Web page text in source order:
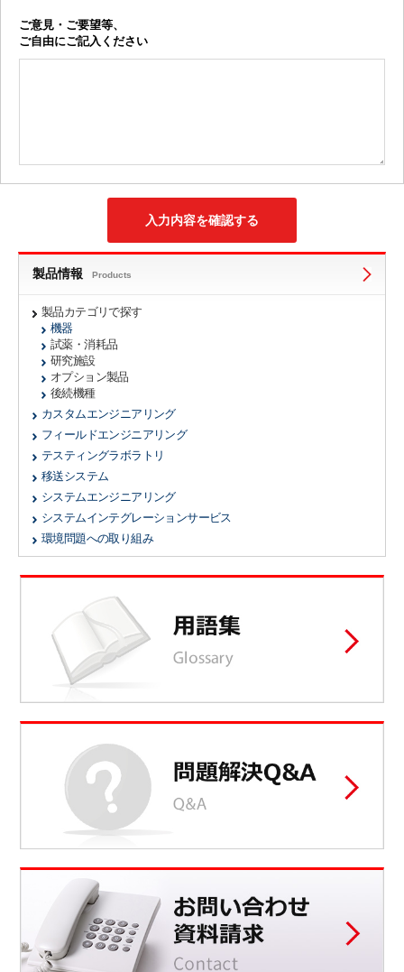
ご意見・ご要望等、
ご自由にご記入ください
製品情報 Products
製品カテゴリで探す
機器
試薬・消耗品
研究施設
オプション製品
後続機種
カスタムエンジニアリング
フィールドエンジニアリング
テスティングラボラトリ
移送システム
システムエンジニアリング
システムインテグレーションサービス
環境問題への取り組み